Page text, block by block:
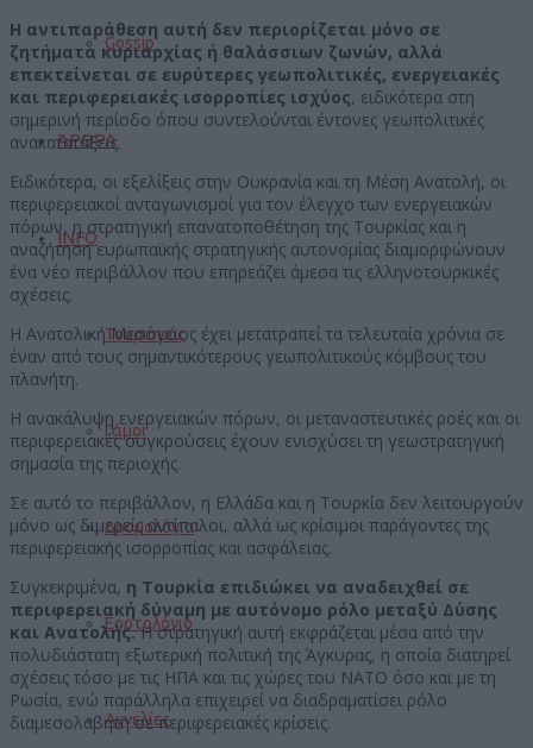
Gossip
ΆΡΘΡΑ
INFO
Τουρισμός
Γάμοι
Δρομολόγια
Εορτολόγιο
Αγγελίες
Η αντιπαράθεση αυτή δεν περιορίζεται μόνο σε
ζητήματα κυριαρχίας ή θαλάσσιων ζωνών, αλλά
επεκτείνεται σε ευρύτερες γεωπολιτικές, ενεργειακές
και περιφερειακές ισορροπίες ισχύος, ειδικότερα στη
σημερινή περίοδο όπου συντελούνται έντονες γεωπολιτικές
ανακατατάξεις.
Ειδικότερα, οι εξελίξεις στην Ουκρανία και τη Μέση Ανατολή, οι
περιφερειακοί ανταγωνισμοί για τον έλεγχο των ενεργειακών
πόρων, η στρατηγική επανατοποθέτηση της Τουρκίας και η
αναζήτηση ευρωπαϊκής στρατηγικής αυτονομίας διαμορφώνουν
ένα νέο περιβάλλον που επηρεάζει άμεσα τις ελληνοτουρκικές
σχέσεις.
Η Ανατολική Μεσόγειος έχει μετατραπεί τα τελευταία χρόνια σε
έναν από τους σημαντικότερους γεωπολιτικούς κόμβους του
πλανήτη.
Η ανακάλυψη ενεργειακών πόρων, οι μεταναστευτικές ροές και οι
περιφερειακές συγκρούσεις έχουν ενισχύσει τη γεωστρατηγική
σημασία της περιοχής.
Σε αυτό το περιβάλλον, η Ελλάδα και η Τουρκία δεν λειτουργούν
μόνο ως διμερείς αντίπαλοι, αλλά ως κρίσιμοι παράγοντες της
περιφερειακής ισορροπίας και ασφάλειας.
Συγκεκριμένα, η Τουρκία επιδιώκει να αναδειχθεί σε
περιφερειακή δύναμη με αυτόνομο ρόλο μεταξύ Δύσης
και Ανατολής.Η στρατηγική αυτή εκφράζεται μέσα από την
πολυδιάστατη εξωτερική πολιτική της Άγκυρας, η οποία διατηρεί
σχέσεις τόσο με τις ΗΠΑ και τις χώρες του ΝΑΤΟ όσο και με τη
Ρωσία, ενώ παράλληλα επιχειρεί να διαδραματίσει ρόλο
διαμεσολαβητή σε περιφερειακές κρίσεις.